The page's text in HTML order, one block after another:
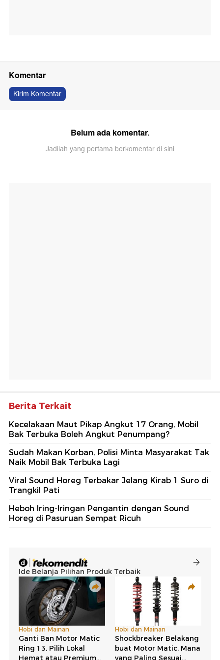
Komentar
Kirim Komentar
Belum ada komentar.
Jadilah yang pertama berkomentar di sini
Berita Terkait
Kecelakaan Maut Pikap Angkut 17 Orang, Mobil
Bak Terbuka Boleh Angkut Penumpang?
Sudah Makan Korban, Polisi Minta Masyarakat Tak
Naik Mobil Bak Terbuka Lagi
Viral Sound Horeg Terbakar Jelang Kirab 1 Suro di
Trangkil Pati
Heboh Iring-Iringan Pengantin dengan Sound
Horeg di Pasuruan Sempat Ricuh